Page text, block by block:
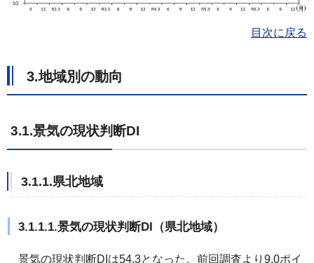
目次に戻る
3.地域別の動向
3.1.景気の現状判断DI
3.1.1.県北地域
3.1.1.1.景気の現状判断DI（県北地域）
景気の現状判断DIは54.3となった。前回調査より9.0ポイ